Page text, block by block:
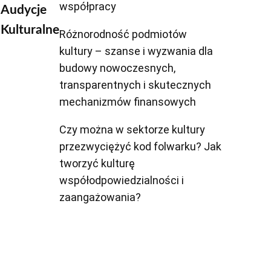
Audycje
Kulturalne
współpracy
Różnorodność podmiotów
kultury – szanse i wyzwania dla
budowy nowoczesnych,
transparentnych i skutecznych
mechanizmów finansowych
Czy można w sektorze kultury
przezwyciężyć kod folwarku? Jak
tworzyć kulturę
współodpowiedzialności i
zaangażowania?